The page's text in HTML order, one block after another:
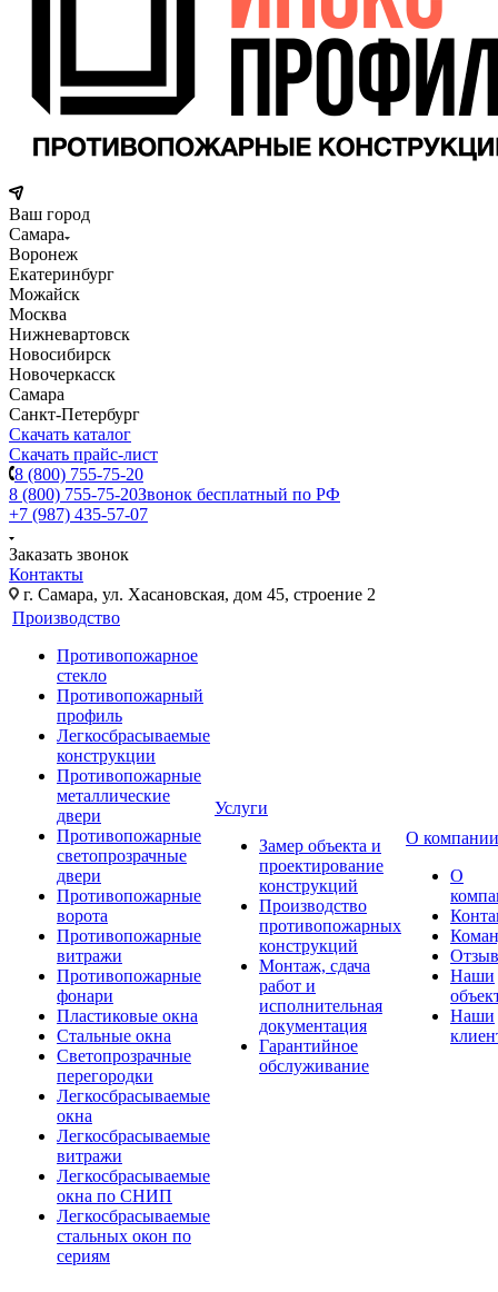
Ваш город
Самара
Воронеж
Екатеринбург
Можайск
Москва
Нижневартовск
Новосибирск
Новочеркасск
Самара
Санкт-Петербург
Скачать каталог
Скачать прайс-лист
8 (800) 755-75-20
8 (800) 755-75-20Звонок бесплатный по РФ
+7 (987) 435-57-07
Заказать звонок
Контакты
г. Самара, ул. Хасановская, дом 45, строение 2
Производство
Противопожарное
стекло
Противопожарный
профиль
Легкосбрасываемые
конструкции
Противопожарные
металлические
двери
Противопожарные
светопрозрачные
двери
Противопожарные
ворота
Противопожарные
витражи
Противопожарные
фонари
Пластиковые окна
Стальные окна
Светопрозрачные
перегородки
Легкосбрасываемые
окна
Легкосбрасываемые
витражи
Легкосбрасываемые
окна по СНИП
Легкосбрасываемые
стальных окон по
сериям
Услуги
Замер объекта и
проектирование
конструкций
Производство
противопожарных
конструкций
Монтаж, сдача
работ и
исполнительная
документация
Гарантийное
обслуживание
О компании
О
Наши
Наши